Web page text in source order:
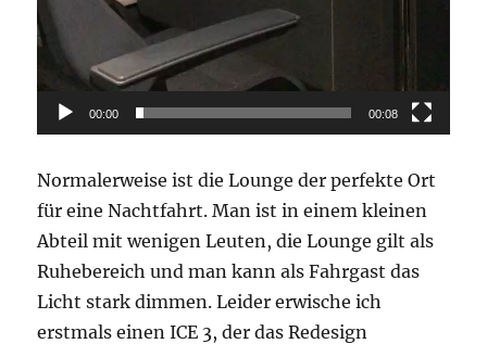
00:00 00:08
Normalerweise ist die Lounge der perfekte Ort
für eine Nachtfahrt. Man ist in einem kleinen
Abteil mit wenigen Leuten, die Lounge gilt als
Ruhebereich und man kann als Fahrgast das
Licht stark dimmen. Leider erwische ich
erstmals einen ICE 3, der das Redesign